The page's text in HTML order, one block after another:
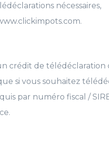
nécessaires,
crédit de télédéclaration
si vous souhaitez
par numéro fiscal /